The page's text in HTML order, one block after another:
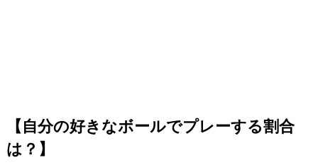
【自分の好きなボールでプレーする割合
は？】